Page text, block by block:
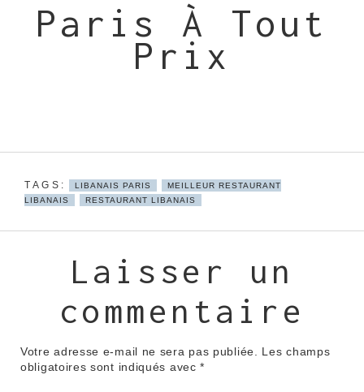
Paris À Tout
Prix
LIBANAIS PARIS
MEILLEUR RESTAURANT
LIBANAIS
RESTAURANT LIBANAIS
Laisser un
commentaire
Votre adresse e-mail ne sera pas publiée.
Les champs
obligatoires sont indiqués avec*